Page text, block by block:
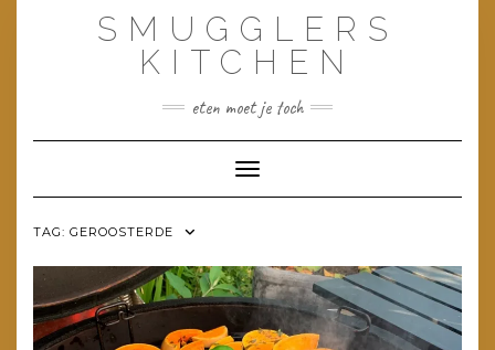
SMUGGLERS
KITCHEN
eten moet je toch
Toggle navigatie
TAG: GEROOSTERDE